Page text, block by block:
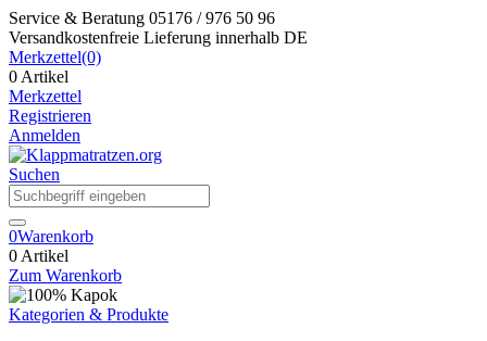
Service & Beratung 05176 / 976 50 96
Versandkostenfreie Lieferung innerhalb DE
Merkzettel(0)
0 Artikel
Merkzettel
Registrieren
Anmelden
Suchen
0Warenkorb
0 Artikel
Zum Warenkorb
Kategorien & Produkte